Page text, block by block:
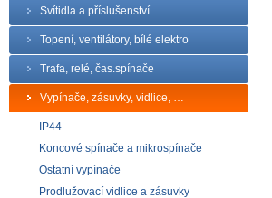
Svítidla a příslušenství
Topení, ventilátory, bílé elektro
Trafa, relé, čas.spínače
Vypínače, zásuvky, vidlice, …
IP44
Koncové spínače a mikrospínače
Ostatní vypínače
Prodlužovací vidlice a zásuvky